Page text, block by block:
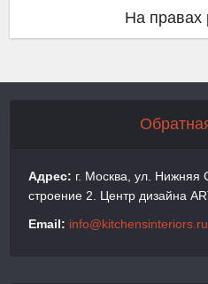
На правах
Адрес: г. Москва, ул. Нижняя
строение 2. Центр дизайна
Email: info@kitchensinteriors.ru